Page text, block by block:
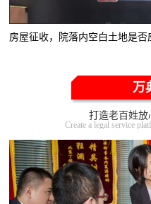
房屋征收，院落内空白土地是否
万
打造老百姓放
Create a legal service